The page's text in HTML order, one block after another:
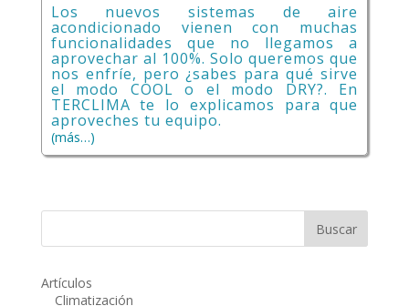
Los nuevos sistemas de aire
acondicionado vienen con muchas
funcionalidades que no llegamos a
aprovechar al 100%. Solo queremos que
nos enfríe, pero ¿sabes para qué sirve
el modo COOL o el modo DRY?. En
TERCLIMA te lo explicamos para que
aproveches tu equipo.
(más…)
Artículos
Climatización